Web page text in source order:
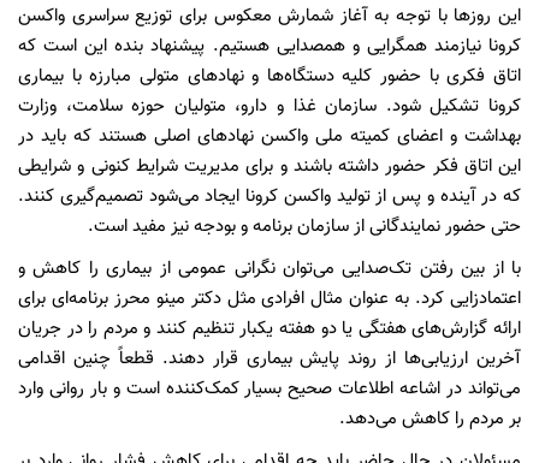
این روزها با توجه به آغاز شمارش معکوس برای توزیع سراسری واکسن
کرونا نیازمند همگرایی و همصدایی هستیم. پیشنهاد بنده این است که
اتاق فکری با حضور کلیه دستگاه‌ها و نهادهای متولی مبارزه با بیماری
کرونا تشکیل شود. سازمان غذا و دارو، متولیان حوزه سلامت، وزارت
بهداشت و اعضای کمیته ملی واکسن نهادهای اصلی هستند که باید در
این اتاق فکر حضور داشته باشند و برای مدیریت شرایط کنونی و شرایطی
که در آینده و پس از تولید واکسن کرونا ایجاد می‌شود تصمیم‌گیری کنند.
حتی حضور نمایندگانی از سازمان برنامه و بودجه نیز مفید است.
با از بین رفتن تک‌صدایی می‌توان نگرانی عمومی از بیماری را کاهش و
اعتمادزایی کرد. به عنوان مثال افرادی مثل دکتر مینو محرز برنامه‌ای برای
ارائه گزارش‌های هفتگی یا دو هفته یکبار تنظیم کنند و مردم را در جریان
آخرین ارزیابی‌ها از روند پایش بیماری قرار دهند. قطعاً چنین اقدامی
می‌تواند در اشاعه اطلاعات صحیح بسیار کمک‌کننده است و بار روانی وارد
بر مردم را کاهش می‌دهد.